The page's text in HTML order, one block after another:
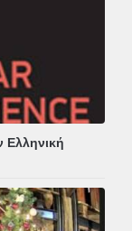
Ελληνική